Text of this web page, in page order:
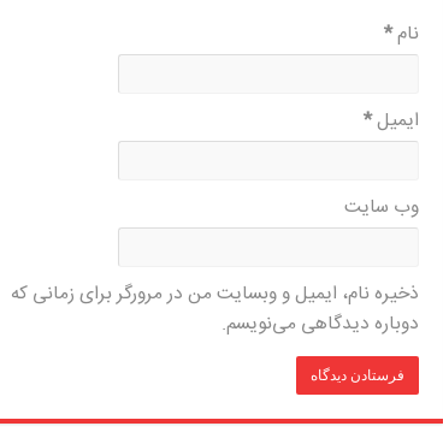
نام*
ایمیل*
وب‌ سایت
ذخیره نام، ایمیل و وبسایت من در مرورگر برای زمانی که
دوباره دیدگاهی می‌نویسم.